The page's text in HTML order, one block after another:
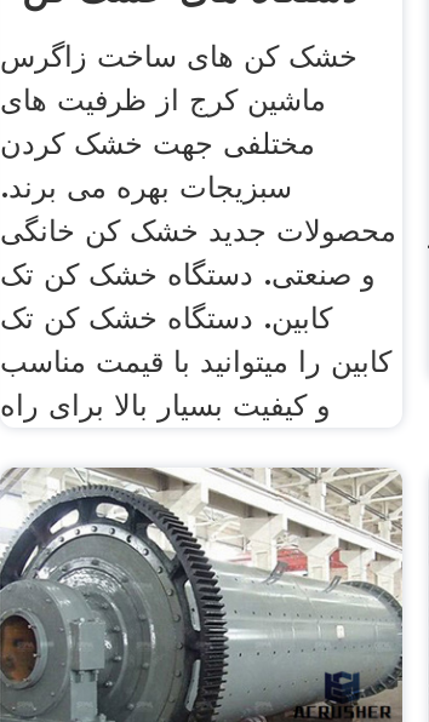
خشک کن های ساخت زاگرس
ماشین کرج از ظرفیت های
مختلفی جهت خشک کردن
سبزیجات بهره می برند.
محصولات جدید خشک کن خانگی
و صنعتی. دستگاه خشک کن تک
کابین. دستگاه خشک کن تک
کابین را میتوانید با قیمت مناسب
و کیفیت بسیار بالا برای راه